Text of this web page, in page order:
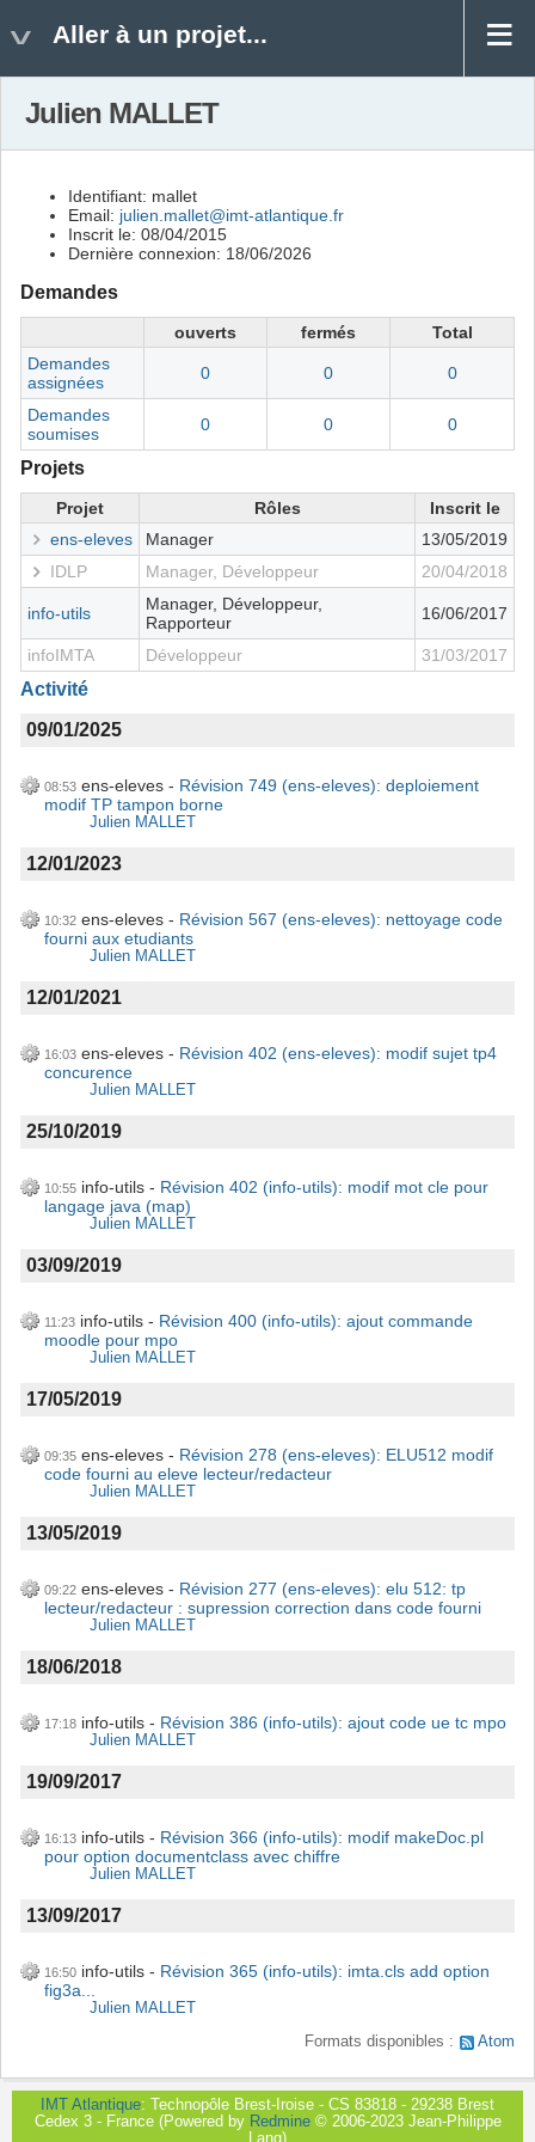
Aller à un projet...
Julien MALLET
Identifiant: mallet
Email: julien.mallet@imt-atlantique.fr
Inscrit le: 08/04/2015
Dernière connexion: 18/06/2026
Demandes
ouverts fermés
Total
Demandes
assignées
0 0 0
Demandes
soumises
0 0 0
Projets
Projet Rôles
Inscrit le
ens-eleves
Manager
13/05/2019
IDLP
Manager, Développeur 20/04/2018
info-utils
Manager, Développeur,
Rapporteur
16/06/2017
infoIMTA Développeur 31/03/2017
Activité
09/01/2025
08:53 ens-eleves
Révision 749 (ens-eleves): deploiement
modif TP tampon borne
Julien MALLET
12/01/2023
10:32 ens-eleves
Révision 567 (ens-eleves): nettoyage code
fourni aux etudiants
Julien MALLET
12/01/2021
16:03 ens-eleves
Révision 402 (ens-eleves): modif sujet tp4
concurence
Julien MALLET
25/10/2019
10:55 info-utils
Révision 402 (info-utils): modif mot cle pour
langage java (map)
Julien MALLET
03/09/2019
11:23 info-utils
Révision 400 (info-utils): ajout commande
moodle pour mpo
Julien MALLET
17/05/2019
09:35 ens-eleves
Révision 278 (ens-eleves): ELU512 modif
code fourni au eleve lecteur/redacteur
Julien MALLET
13/05/2019
09:22 ens-eleves
Révision 277 (ens-eleves): elu 512: tp
lecteur/redacteur : supression correction dans code fourni
Julien MALLET
18/06/2018
17:18 info-utils Révision 386 (info-utils): ajout code ue tc mpo
Julien MALLET
19/09/2017
16:13 info-utils
Révision 366 (info-utils): modif makeDoc.pl
pour option documentclass avec chiffre
Julien MALLET
13/09/2017
16:50 info-utils
Révision 365 (info-utils): imta.cls add option
fig3a...
Julien MALLET
Formats disponibles :
Atom
IMT Atlantique: Technopôle Brest-Iroise - CS 83818 - 29238 Brest
Cedex 3 - France (Powered by Redmine© 2006-2023 Jean-Philippe
Lang)